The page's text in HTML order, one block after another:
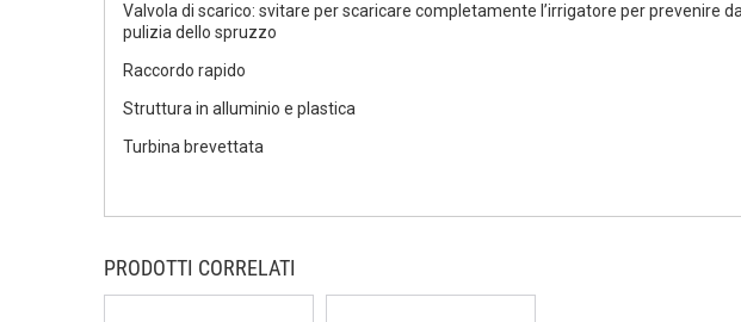
Valvola di scarico: svitare per scaricare completamente l’irrigatore per prevenire
pulizia dello spruzzo
Raccordo rapido
Struttura in alluminio e plastica
Turbina brevettata
PRODOTTI CORRELATI